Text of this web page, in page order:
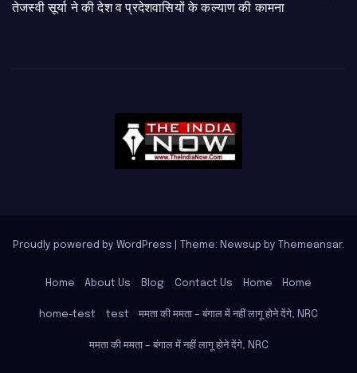
तेजस्वी सूर्या ने की देश व प्रदेशवासियों के कल्याण की कामना
Proudly powered by WordPress Theme: Newsup by Themeansar.
Home About Us Blog Contact Us Home Home
home-test test ममता की ममता – बंगाल में नहीं लागू होने देंगे, NRC
ममता की ममता – बंगाल में नहीं लागू होने देंगे, NRC